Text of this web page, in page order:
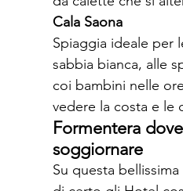
Cala Saona
Spiaggia ideale per
sabbia bianca, alle
coi bambini nelle
vedere la costa e le
Formentera dove
soggiornare
Su questa